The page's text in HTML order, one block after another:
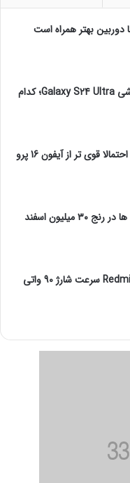
بررسی رنگ بندی گوشی Galaxy S24 Ultra؛ کدام
گلکسی اس 25 اولترا احتمالا قوی تر از آیفون 16 پرو
معرفی بهترین گوشی ها در رنج ۳۰ میلیون اسفند
گوشی Redmi Note 14 Pro سرعت شارژ 90 واتی